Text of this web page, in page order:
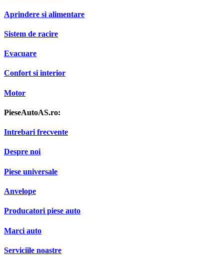
Aprindere si alimentare
Sistem de racire
Evacuare
Confort si interior
Motor
PieseAutoAS.ro:
Intrebari frecvente
Despre noi
Piese universale
Anvelope
Producatori piese auto
Marci auto
Serviciile noastre